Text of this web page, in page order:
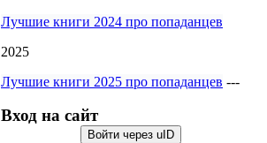
Лучшие книги 2024 про попаданцев
2025
Лучшие книги 2025 про попаданцев ---
Вход на сайт
Войти через uID